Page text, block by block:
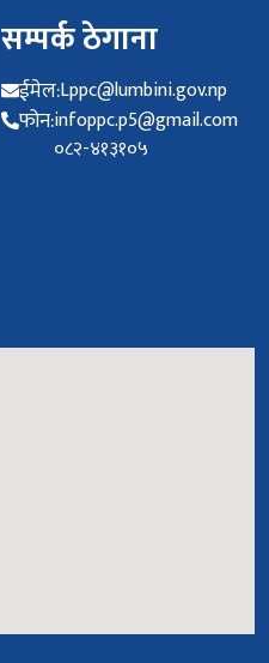
सम्पर्क ठेगाना
ईमेल:Lppc@lumbini.gov.np
फोन:infoppc.p5@gmail.com
०८२-४१३१०५